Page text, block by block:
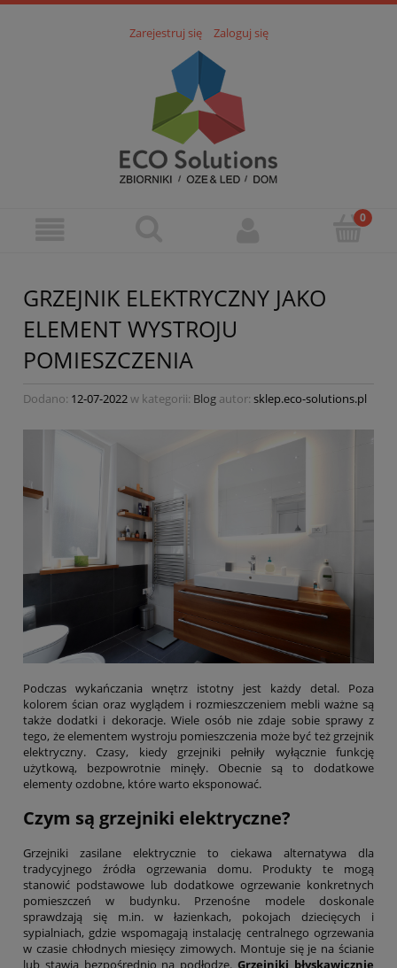
Zarejestruj się Zaloguj się
GRZEJNIK ELEKTRYCZNY JAKO
ELEMENT WYSTROJU
POMIESZCZENIA
Dodano: 12-07-2022w kategorii: Blog autor: sklep.eco-solutions.pl
Podczas wykańczania wnętrz istotny jest każdy detal. Poza
kolorem ścian oraz wyglądem i rozmieszczeniem mebli ważne są
także dodatki i dekoracje. Wiele osób nie zdaje sobie sprawy z
tego, że elementem wystroju pomieszczenia może być też grzejnik
elektryczny. Czasy, kiedy grzejniki pełniły wyłącznie funkcję
użytkową, bezpowrotnie minęły. Obecnie są to dodatkowe
elementy ozdobne, które warto eksponować.
Czym są grzejniki elektryczne?
Grzejniki zasilane elektrycznie to ciekawa alternatywa dla
tradycyjnego źródła ogrzewania domu. Produkty te mogą
stanowić podstawowe lub dodatkowe ogrzewanie konkretnych
pomieszczeń w budynku. Przenośne modele doskonale
sprawdzają się m.in. w łazienkach, pokojach dziecięcych i
sypialniach, gdzie wspomagają instalację centralnego ogrzewania
w czasie chłodnych miesięcy zimowych. Montuje się je na ścianie
lub stawia bezpośrednio na podłodze.Grzejniki błyskawicznie